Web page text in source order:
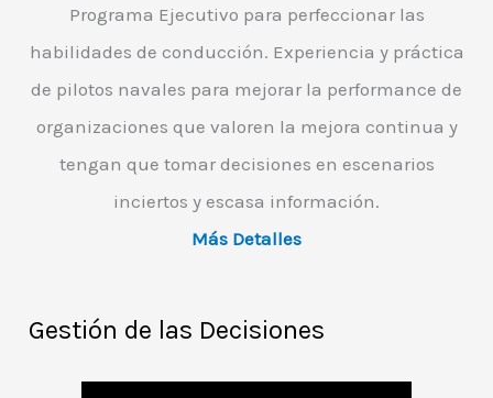
Programa Ejecutivo para perfeccionar las
habilidades de conducción. Experiencia y práctica
de pilotos navales para mejorar la performance de
organizaciones que valoren la mejora continua y
tengan que tomar decisiones en escenarios
inciertos y escasa información.
Más Detalles
Gestión de las Decisiones